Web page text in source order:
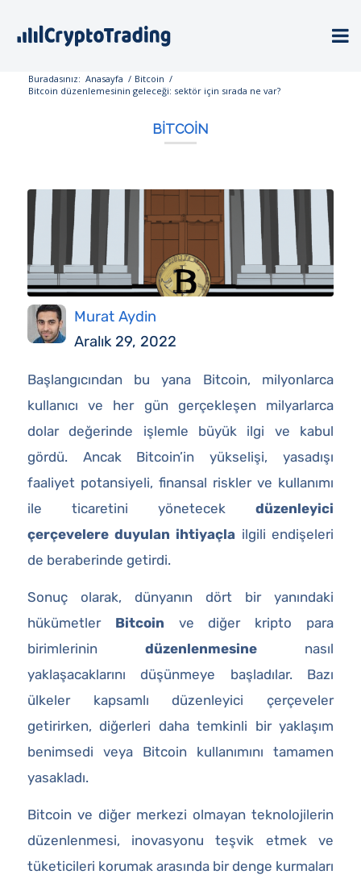
Buradasınız: Anasayfa / Bitcoin /
Bitcoin düzenlemesinin geleceği: sektör için sırada ne var?
BITCOIN
Murat Aydin
Aralık 29, 2022
Başlangıcından bu yana Bitcoin, milyonlarca
kullanıcı ve her gün gerçekleşen milyarlarca
dolar değerinde işlemle büyük ilgi ve kabul
gördü. Ancak Bitcoin’in yükselişi, yasadışı
faaliyet potansiyeli, finansal riskler ve kullanımı
ile ticaretini yönetecekdüzenleyici
çerçevelere duyulan ihtiyaçla ilgili endişeleri
de beraberinde getirdi.
Sonuç olarak, dünyanın dört bir yanındaki
hükümetler Bitcoin ve diğer kripto para
birimlerinin düzenlenmesine nasıl
yaklaşacaklarını düşünmeye başladılar. Bazı
ülkeler kapsamlı düzenleyici çerçeveler
getirirken, diğerleri daha temkinli bir yaklaşım
benimsedi veya Bitcoin kullanımını tamamen
yasakladı.
Bitcoin ve diğer merkezi olmayan teknolojilerin
düzenlenmesi, inovasyonu teşvik etmek ve
tüketicileri korumak arasında bir denge kurmaları